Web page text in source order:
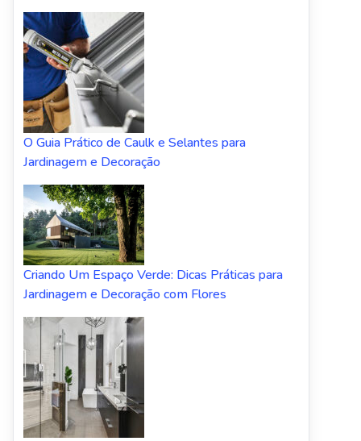
O Guia Prático de Caulk e Selantes para
Jardinagem e Decoração
Criando Um Espaço Verde: Dicas Práticas para
Jardinagem e Decoração com Flores